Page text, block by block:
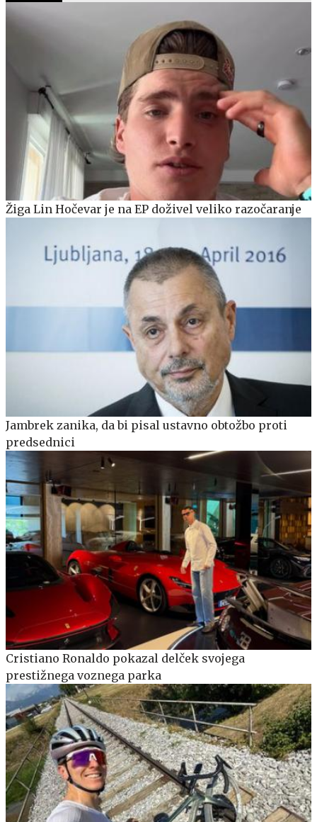
Žiga Lin Hočevar je na EP doživel veliko razočaranje
Jambrek zanika, da bi pisal ustavno obtožbo proti
predsednici
Cristiano Ronaldo pokazal delček svojega
prestižnega voznega parka